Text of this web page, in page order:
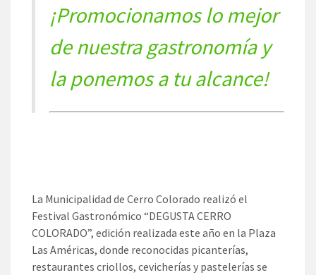
¡Promocionamos lo mejor
de nuestra gastronomía y
la ponemos a tu alcance!
La Municipalidad de Cerro Colorado realizó el
Festival Gastronómico “DEGUSTA CERRO
COLORADO”, edición realizada este año en la Plaza
Las Américas, donde reconocidas picanterías,
restaurantes criollos, cevicherías y pastelerías se